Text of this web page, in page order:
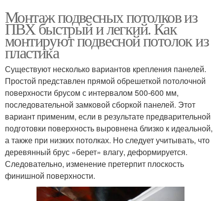
Монтаж подвесных потолков из
ПВХ быстрый и легкий. Как
монтируют подвесной потолок из
пластика
Существуют несколько вариантов крепления панелей.
Простой представлен прямой обрешеткой потолочной
поверхности брусом с интервалом 500-600 мм,
последовательной замковой сборкой панелей. Этот
вариант применим, если в результате предварительной
подготовки поверхность выровнена близко к идеальной,
а также при низких потолках. Но следует учитывать, что
деревянный брус «берет» влагу, деформируется.
Следовательно, изменение претерпит плоскость
финишной поверхности.